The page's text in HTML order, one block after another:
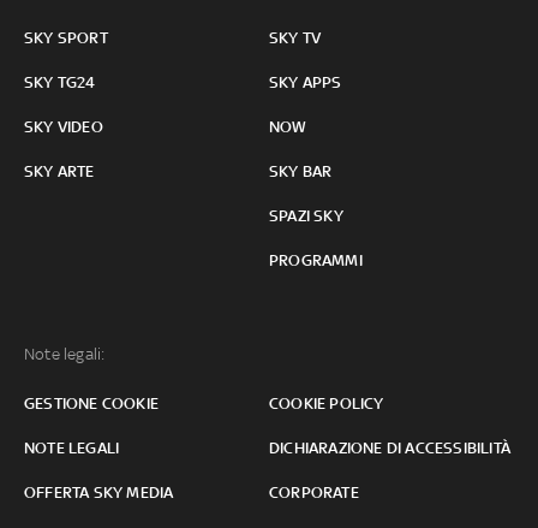
SKY SPORT
SKY TG24
SKY VIDEO
SKY ARTE
SKY TV
SKY APPS
NOW
SKY BAR
SPAZI SKY
PROGRAMMI
Note legali:
GESTIONE COOKIE COOKIE POLICY
NOTE LEGALI DICHIARAZIONE DI ACCESSIBILITÀ
OFFERTA SKY MEDIA CORPORATE